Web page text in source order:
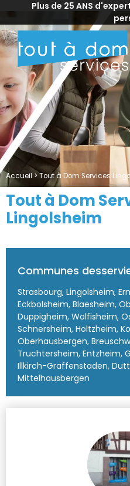
Plus de 25 ANS
Accueil >Tout à Dom Services
Tout à Dom
Lingolsheim
Communes
Strasbourg, Lingolsheim,
Eckbolsheim, Blaesheim,
Duppigheim, Wolfisheim,
Schnersheim, Holtzheim,
Oberhausbergen,
Truchtersheim, Entzheim,
Illkirch-Graffenstaden,
Mittelhausbergen